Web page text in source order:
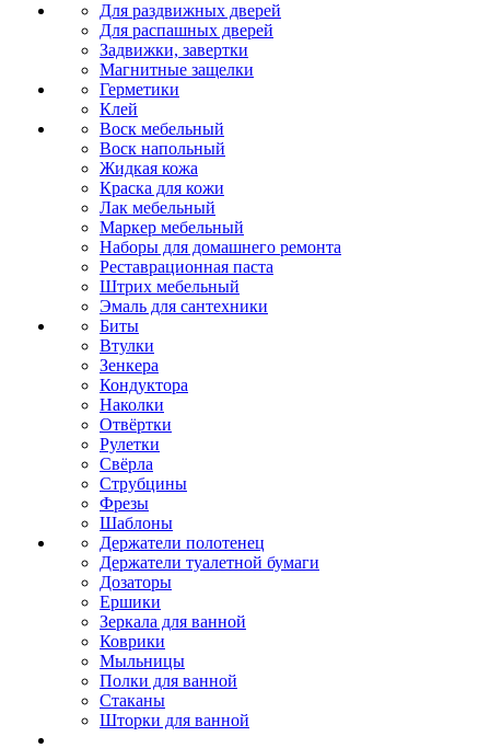
Для раздвижных дверей
Для распашных дверей
Задвижки, завертки
Магнитные защелки
Герметики
Клей
Воск мебельный
Воск напольный
Жидкая кожа
Краска для кожи
Лак мебельный
Маркер мебельный
Наборы для домашнего ремонта
Реставрационная паста
Штрих мебельный
Эмаль для сантехники
Биты
Втулки
Зенкера
Кондуктора
Наколки
Отвёртки
Рулетки
Свёрла
Струбцины
Фрезы
Шаблоны
Держатели полотенец
Держатели туалетной бумаги
Дозаторы
Ершики
Зеркала для ванной
Коврики
Мыльницы
Полки для ванной
Стаканы
Шторки для ванной